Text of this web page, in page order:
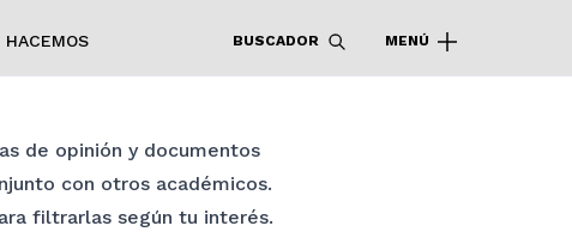
HACEMOS BUSCADOR MENÚ
de opinión y documentos
con otros académicos.
filtrarlas según tu interés.